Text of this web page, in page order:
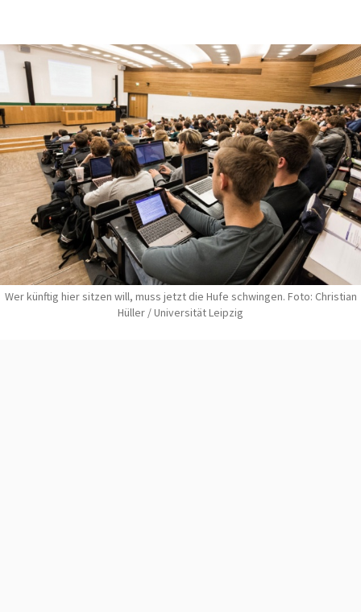
Wer künftig hier sitzen will, muss jetzt die Hufe schwingen. Foto: Christian
Hüller / Universität Leipzig